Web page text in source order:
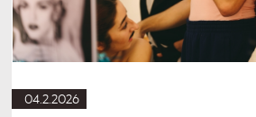
04.2.2026